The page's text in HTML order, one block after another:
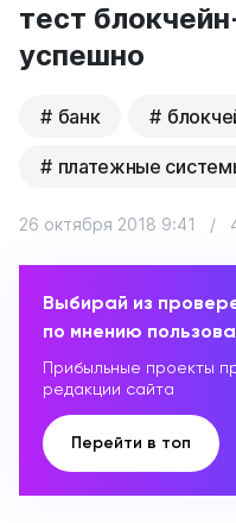
тест
успешно
банк
платежные
26 октября 2018 9:41 /
Выбирай из
по мнению
Прибыльные проекты
редакции сайта
Перейти в топ